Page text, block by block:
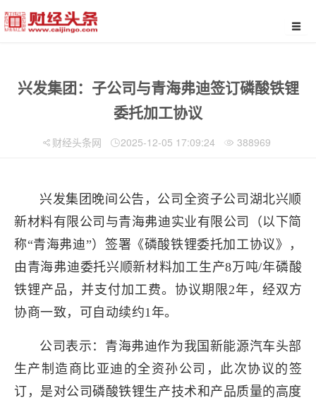
兴发集团：子公司与青海弗迪签订磷酸铁锂
委托加工协议
财经头条网 2025-12-05 17:09:24 388969
兴发集团晚间公告，公司全资子公司湖北兴顺
新材料有限公司与青海弗迪实业有限公司（以下简
称“青海弗迪”）签署《磷酸铁锂委托加工协议》，
由青海弗迪委托兴顺新材料加工生产8万吨/年磷酸
铁锂产品，并支付加工费。协议期限2年，经双方
协商一致，可自动续约1年。
公司表示：青海弗迪作为我国新能源汽车头部
生产制造商比亚迪的全资孙公司，此次协议的签
订，是对公司磷酸铁锂生产技术和产品质量的高度